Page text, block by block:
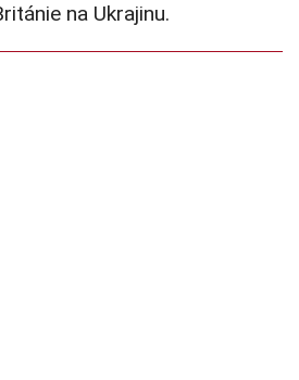
na Ukrajinu.